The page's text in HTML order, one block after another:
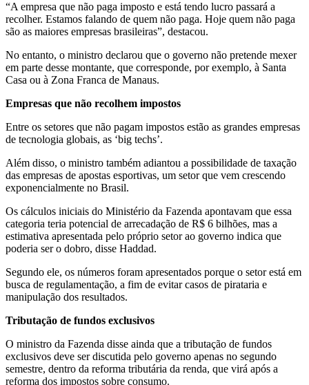
“A empresa que não paga imposto e está tendo lucro passará a
recolher. Estamos falando de quem não paga. Hoje quem não paga
são as maiores empresas brasileiras”, destacou.
No entanto, o ministro declarou que o governo não pretende mexer
em parte desse montante, que corresponde, por exemplo, à Santa
Casa ou à Zona Franca de Manaus.
Empresas que não recolhem impostos
Entre os setores que não pagam impostos estão as grandes empresas
de tecnologia globais, as ‘big techs’.
Além disso, o ministro também adiantou a possibilidade de taxação
das empresas de apostas esportivas, um setor que vem crescendo
exponencialmente no Brasil.
Os cálculos iniciais do Ministério da Fazenda apontavam que essa
categoria teria potencial de arrecadação de R$ 6 bilhões, mas a
estimativa apresentada pelo próprio setor ao governo indica que
poderia ser o dobro, disse Haddad.
Segundo ele, os números foram apresentados porque o setor está em
busca de regulamentação, a fim de evitar casos de pirataria e
manipulação dos resultados.
Tributação de fundos exclusivos
O ministro da Fazenda disse ainda que a tributação de fundos
exclusivos deve ser discutida pelo governo apenas no segundo
semestre, dentro da reforma tributária da renda, que virá após a
reforma dos impostos sobre consumo.